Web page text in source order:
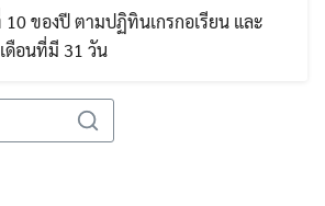
ของปี ตามปฏิทินเกรกอเรียน และ
ดือนที่มี 31 วัน